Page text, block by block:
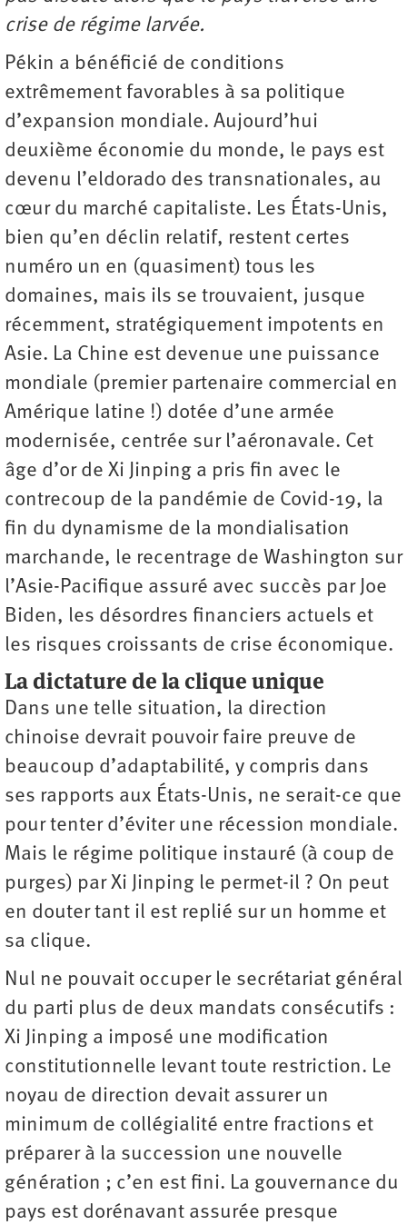
crise de régime larvée.
Pékin a bénéficié de conditions
extrêmement favorables à sa politique
d’expansion mondiale. Aujourd’hui
deuxième économie du monde, le pays est
devenu l’eldorado des transnationales, au
cœur du marché capitaliste. Les États-Unis,
bien qu’en déclin relatif, restent certes
numéro un en (quasiment) tous les
domaines, mais ils se trouvaient, jusque
récemment, stratégiquement impotents en
Asie. La Chine est devenue une puissance
mondiale (premier partenaire commercial en
Amérique latine !) dotée d’une armée
modernisée, centrée sur l’aéronavale. Cet
âge d’or de Xi Jinping a pris fin avec le
contrecoup de la pandémie de Covid-19, la
fin du dynamisme de la mondialisation
marchande, le recentrage de Washington sur
l’Asie-Pacifique assuré avec succès par Joe
Biden, les désordres financiers actuels et
les risques croissants de crise économique.
La dictature de la clique unique
Dans une telle situation, la direction
chinoise devrait pouvoir faire preuve de
beaucoup d’adaptabilité, y compris dans
ses rapports aux États-Unis, ne serait-ce que
pour tenter d’éviter une récession mondiale.
Mais le régime politique instauré (à coup de
purges) par Xi Jinping le permet-il ? On peut
en douter tant il est replié sur un homme et
sa clique.
Nul ne pouvait occuper le secrétariat général
du parti plus de deux mandats consécutifs :
Xi Jinping a imposé une modification
constitutionnelle levant toute restriction. Le
noyau de direction devait assurer un
minimum de collégialité entre fractions et
préparer à la succession une nouvelle
génération ; c’en est fini. La gouvernance du
pays est dorénavant assurée presque